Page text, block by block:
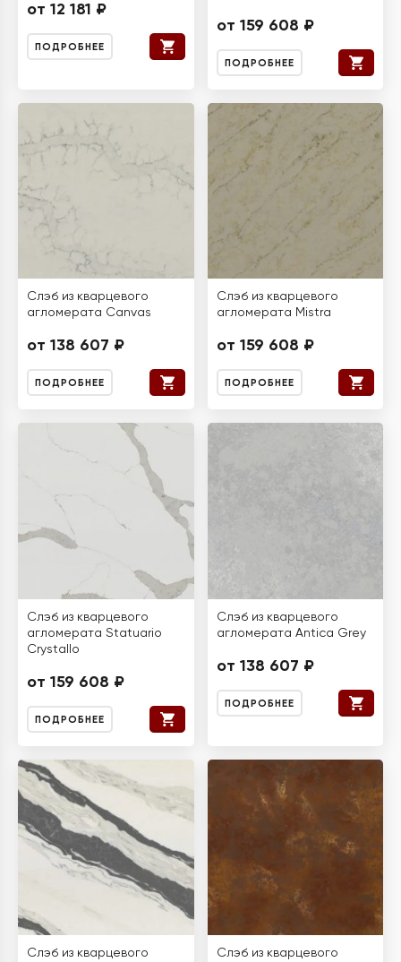
от 12 181 ₽
ПОДРОБНЕЕ
от 159 608 ₽
ПОДРОБНЕЕ
Слэб из кварцевого
агломерата Canvas
от 138 607 ₽
ПОДРОБНЕЕ
Слэб из кварцевого
агломерата Mistra
от 159 608 ₽
ПОДРОБНЕЕ
Слэб из кварцевого
агломерата Statuario
Crystallo
от 159 608 ₽
ПОДРОБНЕЕ
Слэб из кварцевого
агломерата Antica Grey
от 138 607 ₽
ПОДРОБНЕЕ
Слэб из кварцевого
Слэб из кварцевого